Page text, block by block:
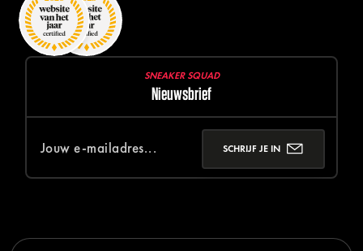
SNEAKER SQUAD
Nieuwsbrief
SCHRIJF JE IN